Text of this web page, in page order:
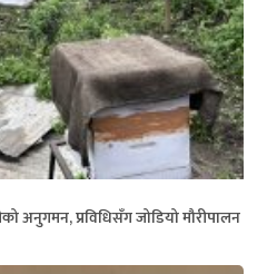
अनुगमन, प्रविधिसँग जोडियो मौरीपालन